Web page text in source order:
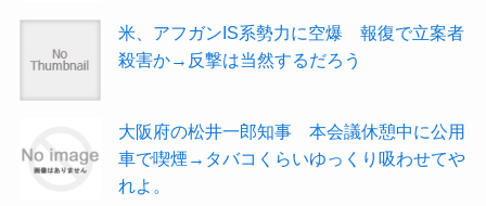
米、アフガンIS系勢力に空爆 報復で立案者
殺害か→反撃は当然するだろう
大阪府の松井一郎知事 本会議休憩中に公用
車で喫煙→タバコくらいゆっくり吸わせてや
れよ。